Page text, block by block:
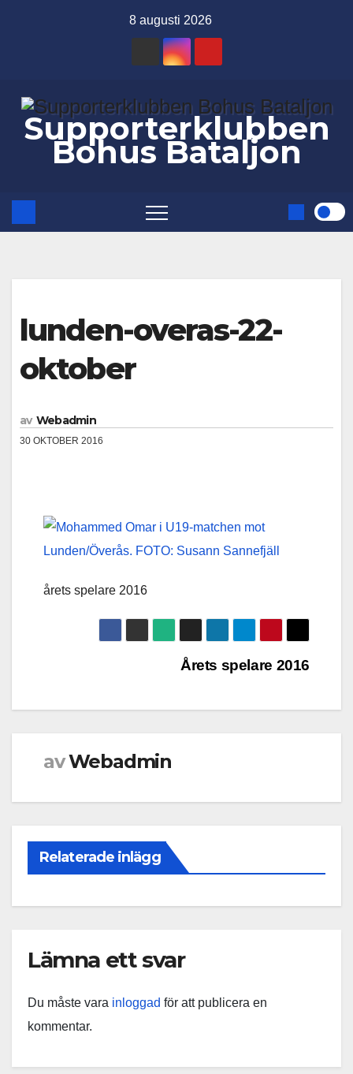
8 augusti 2026
Supporterklubben
Bohus Bataljon
lunden-overas-22-
oktober
av Webadmin
30 OKTOBER 2016
årets spelare 2016
Inläggsnavigering
Årets spelare 2016
avWebadmin
Relaterade inlägg
Lämna ett svar
Du måste vara inloggad för att publicera en
kommentar.